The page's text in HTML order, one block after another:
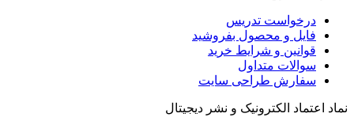
درخواست تدریس
فایل و محصول بفروشید
قوانین و شرایط خرید
سوالات متداول
سفارش طراحی سایت
اعتماد الکترونیک و نشر دیجیتال